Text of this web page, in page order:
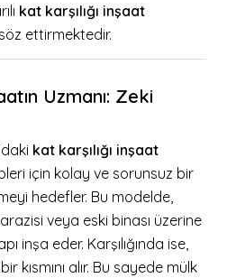
kat karşılığı inşaat
ettirmektedir.
Uzmanı: Zeki
kat karşılığı inşaat
için kolay ve sorunsuz bir
hedefler. Bu modelde,
veya eski binası üzerine
inşa eder. Karşılığında ise,
kısmını alır. Bu sayede mülk